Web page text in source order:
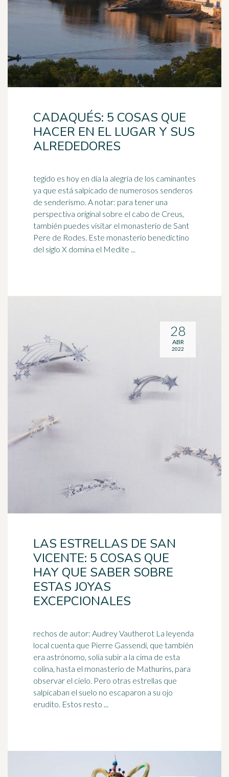
CADAQUÉS: 5 COSAS QUE
HACER EN EL LUGAR Y SUS
ALREDEDORES
tegido es hoy en día la alegría de los caminantes
ya que está salpicado de numerosos senderos
de senderismo. A notar: para tener una
perspectiva original sobre el cabo de Creus,
también puedes visitar el monasterio de Sant
Pere de Rodes. Este monasterio benedictino
del siglo X domina el Medite ...
LAS ESTRELLAS DE SAN
VICENTE: 5 COSAS QUE
HAY QUE SABER SOBRE
ESTAS JOYAS
EXCEPCIONALES
rechos de autor: Audrey Vautherot La leyenda
local cuenta que Pierre Gassendi, que también
era astrónomo, solía subir a la cima de esta
colina, hasta el monasterio de Mathurins, para
observar el cielo. Pero otras estrellas que
salpicaban el suelo no escaparon a su ojo
erudito. Estos resto ...
28
ABR
2022